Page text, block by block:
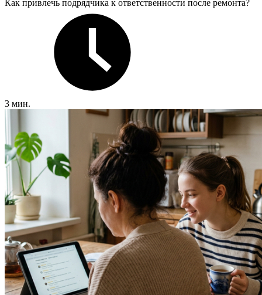
Как привлечь подрядчика к ответственности после ремонта?
3 мин.